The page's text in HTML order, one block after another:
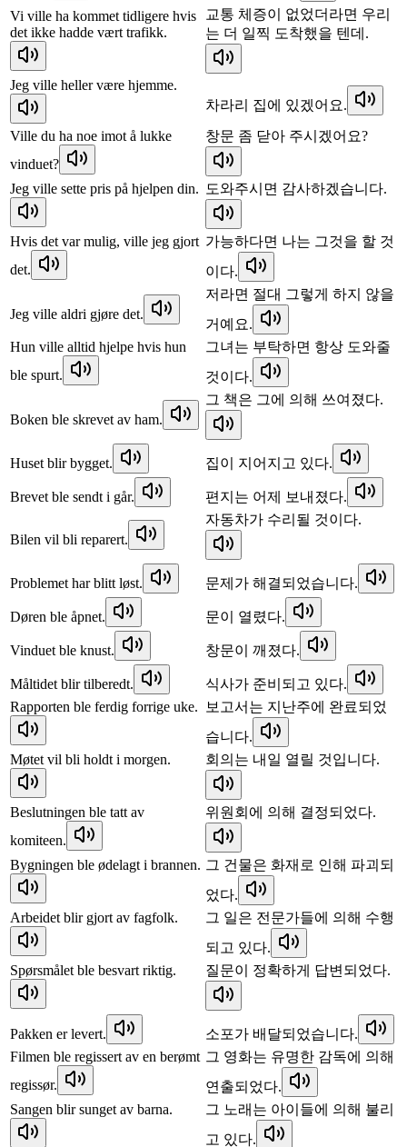
Vi ville ha kommet tidligere hvis
det ikke hadde vært trafikk.
교통 체증이 없었더라면 우리
는 더 일찍 도착했을 텐데.
Jeg ville heller være hjemme.
차라리 집에 있겠어요.
Ville du ha noe imot å lukke
vinduet?
창문 좀 닫아 주시겠어요?
Jeg ville sette pris på hjelpen din. 도와주시면 감사하겠습니다.
Hvis det var mulig, ville jeg gjort
det.
가능하다면 나는 그것을 할 것
이다.
Jeg ville aldri gjøre det.
저라면 절대 그렇게 하지 않을
거예요.
Hun ville alltid hjelpe hvis hun
ble spurt.
그녀는 부탁하면 항상 도와줄
것이다.
Boken ble skrevet av ham.
그 책은 그에 의해 쓰여졌다.
Huset blir bygget. 집이 지어지고 있다.
Brevet ble sendt i går. 편지는 어제 보내졌다.
Bilen vil bli reparert.
자동차가 수리될 것이다.
Problemet har blitt løst. 문제가 해결되었습니다.
Døren ble åpnet. 문이 열렸다.
Vinduet ble knust. 창문이 깨졌다.
Måltidet blir tilberedt.
식사가 준비되고 있다.
Rapporten ble ferdig forrige uke.
보고서는 지난주에 완료되었
습니다.
Møtet vil bli holdt i morgen.
회의는 내일 열릴 것입니다.
Beslutningen ble tatt av
komiteen.
위원회에 의해 결정되었다.
Bygningen ble ødelagt i brannen. 그 건물은 화재로 인해 파괴되
었다.
Arbeidet blir gjort av fagfolk.
그 일은 전문가들에 의해 수행
되고 있다.
Spørsmålet ble besvart riktig.
질문이 정확하게 답변되었다.
Pakken er levert.
소포가 배달되었습니다.
Filmen ble regissert av en berømt
regissør.
그 영화는 유명한 감독에 의해
연출되었다.
Sangen blir sunget av barna.
그 노래는 아이들에 의해 불리
고 있다.